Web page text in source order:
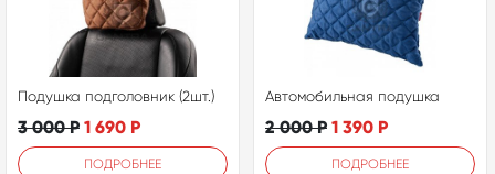
Подушка подголовник (2шт.)
3 000Р 1 690 Р
ПОДРОБНЕЕ
Автомобильная подушка
2 000Р 1 390 Р
ПОДРОБНЕЕ